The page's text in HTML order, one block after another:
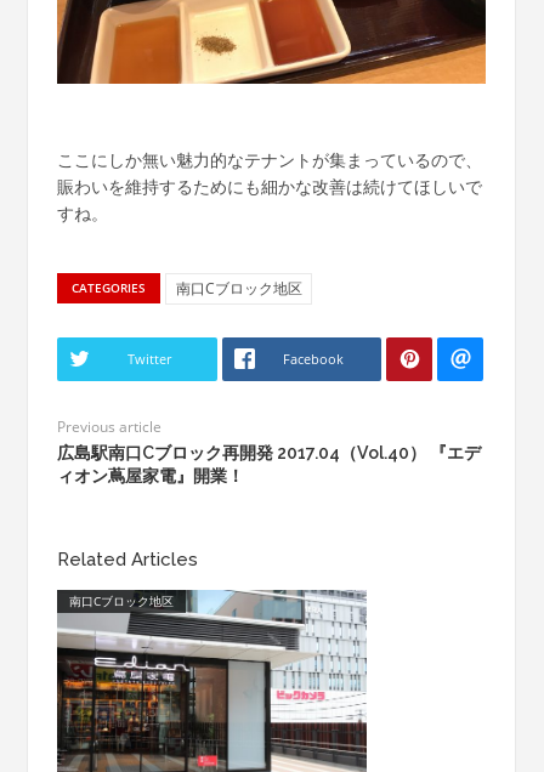
ここにしか無い魅力的なテナントが集まっているので、
賑わいを維持するためにも細かな改善は続けてほしいで
すね。
CATEGORIES 南口Cブロック地区
Twitter Facebook
Previous article
広島駅南口Cブロック再開発 2017.04（Vol.40） 『エデ
ィオン蔦屋家電』開業！
Related Articles
南口Cブロック地区